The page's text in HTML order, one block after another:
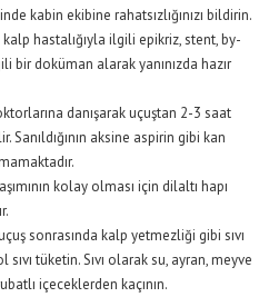
kabin ekibine rahatsızlığınızı bildirin.
kalp hastalığıyla ilgili epikriz, stent, by-
bir doküman alarak yanınızda hazır
danışarak uçuştan 2-3 saat
Sanıldığının aksine aspirin gibi kan
kolay olması için dilaltı hapı
sonrasında kalp yetmezliği gibi sıvı
sıvı tüketin. Sıvı olarak su, ayran, meyve
içeceklerden kaçının.